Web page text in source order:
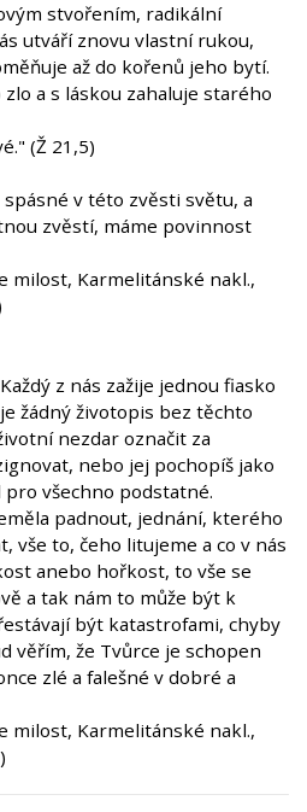
stvořením, radikální
utváří znovu vlastní rukou,
až do kořenů jeho bytí.
a s láskou zahaluje starého
(Ž 21,5)
v této zvěsti světu, a
zvěstí, máme povinnost
milost, Karmelitánské nakl.,
z nás zažije jednou fiasko
žádný životopis bez těchto
nezdar označit za
nebo jej pochopíš jako
všechno podstatné.
padnout, jednání, kterého
vše to, čeho litujeme a co v nás
anebo hořkost, to vše se
a tak nám to může být k
být katastrofami, chyby
věřím, že Tvůrce je schopen
zlé a falešné v dobré a
milost, Karmelitánské nakl.,